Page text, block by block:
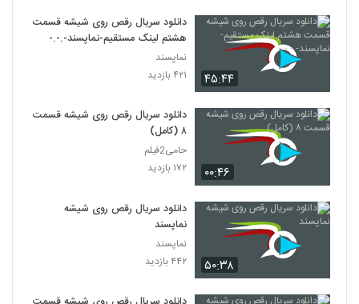
۴۵:۴۴
دانلود سریال رقص روی شیشه قسمت
هشتم لینک مستقیم-نماپسند-.-.-
نماپسند
۴۲۱ بازدید
۰۰:۴۶
دانلود سریال رقص روی شیشه قسمت
۸ (کامل)
حامی2فیلم
۱۷۲ بازدید
۵۰:۳۸
دانلود سریال رقص روی شیشه
نماپسند
نماپسند
۴۴۲ بازدید